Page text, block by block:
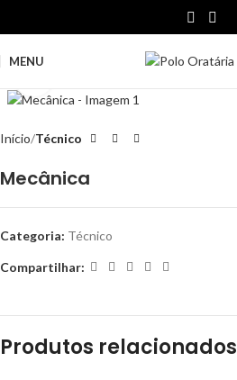
MENU
Início Técnico
Mecânica
Categoria: Técnico
Compartilhar:
Produtos relacionados